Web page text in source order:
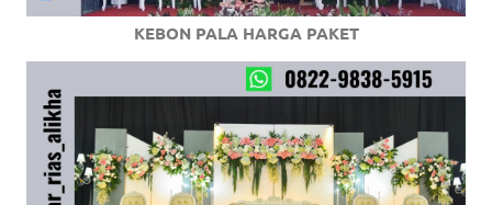
KEBON PALA HARGA PAKET